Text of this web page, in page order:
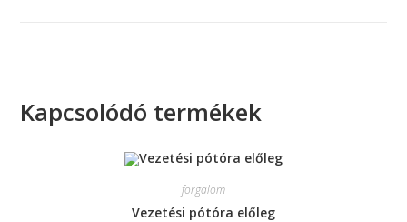
Kapcsolódó termékek
forgalom
Vezetési pótóra előleg